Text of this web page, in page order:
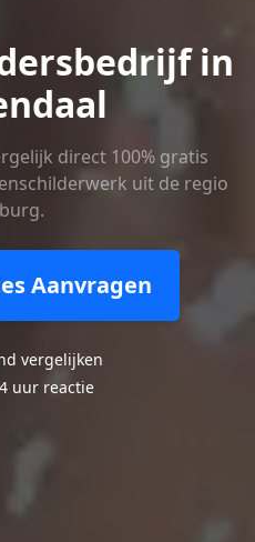
in
direct 100% gratis
uit de regio
Aanvragen
vergelijken
uur reactie